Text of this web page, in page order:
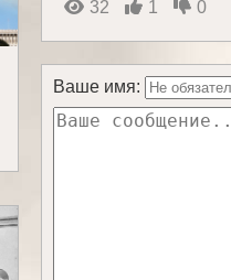
32 1 0
Ваше имя: